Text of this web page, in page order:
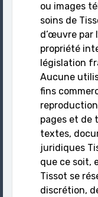
ou images
soins de
d’œuvre par
propriété
législation
Aucune
fins
pages et
textes,
juridiques
que ce soit,
Tissot se
discrétion,